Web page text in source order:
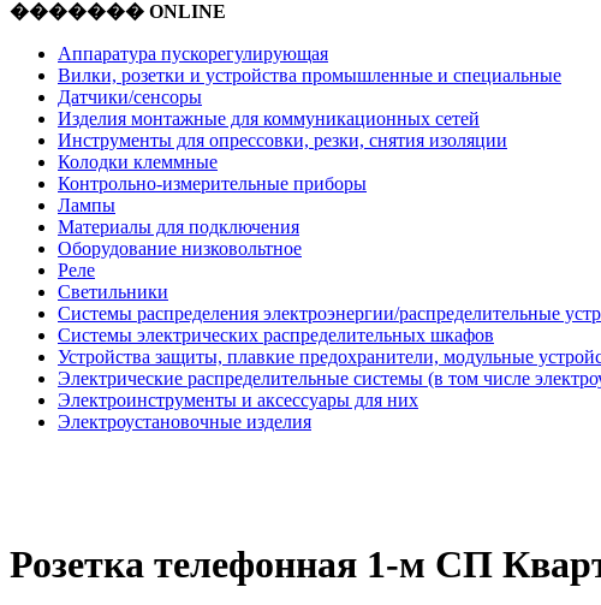
������� ONLINE
Аппаратура пускорегулирующая
Вилки, розетки и устройства промышленные и специальные
Датчики/сенсоры
Изделия монтажные для коммуникационных сетей
Инструменты для опрессовки, резки, снятия изоляции
Колодки клеммные
Контрольно-измерительные приборы
Лампы
Материалы для подключения
Оборудование низковольтное
Реле
Светильники
Системы распределения электроэнергии/распределительные
Системы электрических распределительных шкафов
Устройства защиты, плавкие предохранители, модульные
Электрические распределительные системы (в том числе
Электроинструменты и аксессуары для них
Электроустановочные изделия
Розетка телефонная 1-м СП